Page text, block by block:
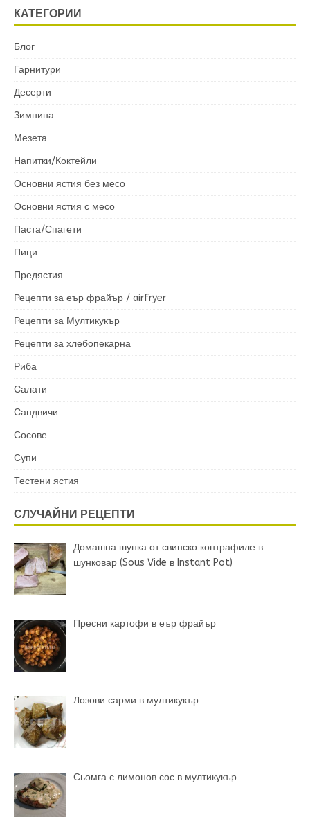
КАТЕГОРИИ
Блог
Гарнитури
Десерти
Зимнина
Мезета
Напитки/Коктейли
Основни ястия без месо
Основни ястия с месо
Паста/Спагети
Пици
Предястия
Рецепти за еър фрайър / airfryer
Рецепти за Мултикукър
Рецепти за хлебопекарна
Риба
Салати
Сандвичи
Сосове
Супи
Тестени ястия
СЛУЧАЙНИ РЕЦЕПТИ
Домашна шунка от свинско контрафиле в
шунковар (Sous Vide в Instant Pot)
Пресни картофи в еър фрайър
Лозови сарми в мултикукър
Сьомга с лимонов сос в мултикукър